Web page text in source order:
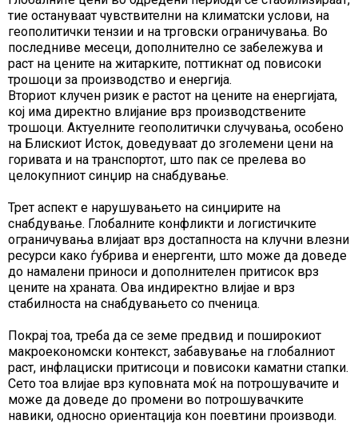
тие остануваат чувствителни на климатски услови, на
геополитички тензии и на трговски ограничувања. Во
последниве месеци, дополнително се забележува и
раст на цените на житарките, поттикнат од повисоки
трошоци за производство и енергија.
Вториот клучен ризик е растот на цените на енергијата,
кој има директно влијание врз производствените
трошоци. Актуелните геополитички случувања, особено
на Блискиот Исток, доведуваат до зголемени цени на
горивата и на транспортот, што пак се прелева во
целокупниот синџир на снабдување.
Трет аспект е нарушувањето на синџирите на
снабдување. Глобалните конфликти и логистичките
ограничувања влијаат врз достапноста на клучни влезни
ресурси како ѓубрива и енергенти, што може да доведе
до намалени приноси и дополнителен притисок врз
цените на храната. Ова индиректно влијае и врз
стабилноста на снабдувањето со пченица.
Покрај тоа, треба да се земе предвид и поширокиот
макроекономски контекст, забавување на глобалниот
раст, инфлациски притисоци и повисоки каматни стапки.
Сето тоа влијае врз куповната моќ на потрошувачите и
може да доведе до промени во потрошувачките
навики, односно ориентација кон поевтини производи.